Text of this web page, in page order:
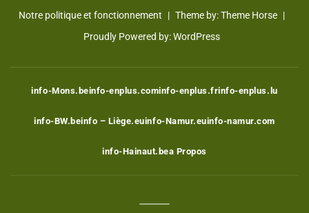
Notre politique et fonctionnement
Theme by:Theme Horse
Proudly Powered by:WordPress
info-Mons.beinfo-enplus.cominfo-enplus.frinfo-enplus.lu
info-BW.beinfo – Liège.euinfo-Namur.euinfo-namur.com
info-Hainaut.bea Propos